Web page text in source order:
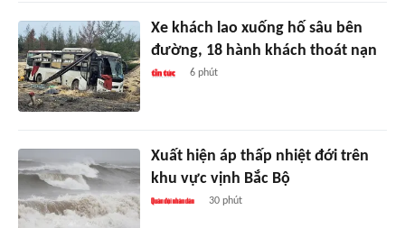
Xe khách lao xuống hố sâu bên
đường, 18 hành khách thoát nạn
6 phút
Xuất hiện áp thấp nhiệt đới trên
khu vực vịnh Bắc Bộ
30 phút